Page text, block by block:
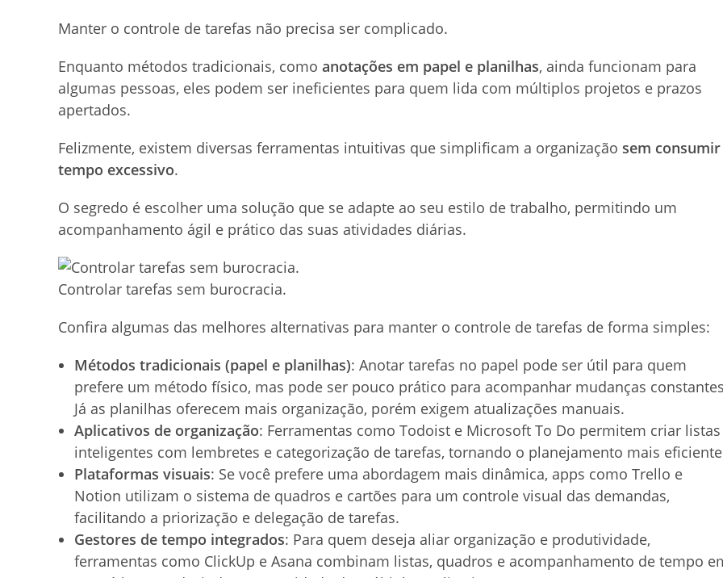
Manter o controle de tarefas não precisa ser complicado.
Enquanto métodos tradicionais, como anotações em papel e planilhas, ainda funcionam para
algumas pessoas, eles podem ser ineficientes para quem lida com múltiplos projetos e prazos
apertados.
Felizmente, existem diversas ferramentas intuitivas que simplificam a organização sem consumir
tempo excessivo.
O segredo é escolher uma solução que se adapte ao seu estilo de trabalho, permitindo um
acompanhamento ágil e prático das suas atividades diárias.
Controlar tarefas sem burocracia.
Confira algumas das melhores alternativas para manter o controle de tarefas de forma simples:
Métodos tradicionais (papel e planilhas): Anotar tarefas no papel pode ser útil para quem
prefere um método físico, mas pode ser pouco prático para acompanhar mudanças
Já as planilhas oferecem mais organização, porém exigem atualizações manuais.
Aplicativos de organização: Ferramentas como Todoist e Microsoft To Do permitem criar listas
inteligentes com lembretes e categorização de tarefas, tornando o planejamento mais
Plataformas visuais: Se você prefere uma abordagem mais dinâmica, apps como Trello e
Notion utilizam o sistema de quadros e cartões para um controle visual das demandas,
facilitando a priorização e delegação de tarefas.
Gestores de tempo integrados: Para quem deseja aliar organização e produtividade,
ferramentas como ClickUp e Asana combinam listas, quadros e acompanhamento de tempo